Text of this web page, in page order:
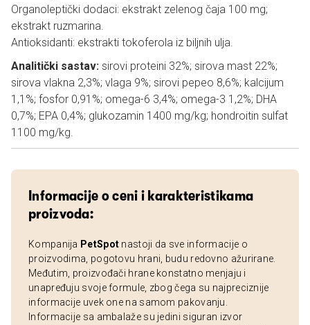
Organoleptički dodaci: ekstrakt zelenog čaja 100 mg;
ekstrakt ruzmarina.
Antioksidanti: ekstrakti tokoferola iz biljnih ulja.
Analitički sastav: sirovi proteini 32%; sirova mast 22%;
sirova vlakna 2,3%; vlaga 9%; sirovi pepeo 8,6%; kalcijum
1,1%; fosfor 0,91%; omega-6 3,4%; omega-3 1,2%; DHA
0,7%; EPA 0,4%; glukozamin 1400 mg/kg; hondroitin sulfat
1100 mg/kg.
Informacije o ceni i karakteristikama
proizvoda:
Kompanija PetSpot nastoji da sve informacije o
proizvodima, pogotovu hrani, budu redovno ažurirane.
Međutim, proizvođači hrane konstatno menjaju i
unapređuju svoje formule, zbog čega su najpreciznije
informacije uvek one na samom pakovanju.
Informacije sa ambalaže su jedini siguran izvor